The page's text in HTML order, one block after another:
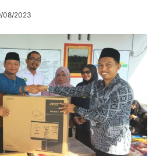
08/2023